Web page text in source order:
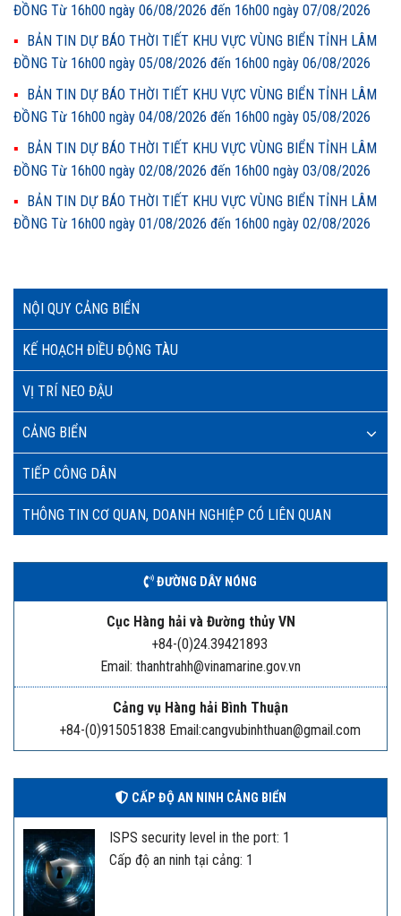
NỘI QUY CẢNG BIỂN
KẾ HOẠCH ĐIỀU ĐỘNG TÀU
VỊ TRÍ NEO ĐẬU
CẢNG BIỂN
TIẾP CÔNG DÂN
THÔNG TIN CƠ QUAN, DOANH NGHIỆP CÓ LIÊN QUAN
ĐƯỜNG DÂY NÓNG
Cục Hàng hải và Đường thủy VN
+84-(0)24.39421893
Email: thanhtrahh@vinamarine.gov.vn
Cảng vụ Hàng hải Bình Thuận
+84-(0)915051838 Email:cangvubinhthuan@gmail.com
CẤP ĐỘ AN NINH CẢNG BIỂN
ISPS security level in the port: 1
Cấp độ an ninh tại cảng: 1
ĐỒNG Từ 16h00 ngày 06/08/2026 đến 16h00 ngày 07/08/2026
BẢN TIN DỰ BÁO THỜI TIẾT KHU VỰC VÙNG BIỂN TỈNH LÂM
ĐỒNG Từ 16h00 ngày 05/08/2026 đến 16h00 ngày 06/08/2026
BẢN TIN DỰ BÁO THỜI TIẾT KHU VỰC VÙNG BIỂN TỈNH LÂM
ĐỒNG Từ 16h00 ngày 04/08/2026 đến 16h00 ngày 05/08/2026
BẢN TIN DỰ BÁO THỜI TIẾT KHU VỰC VÙNG BIỂN TỈNH LÂM
ĐỒNG Từ 16h00 ngày 02/08/2026 đến 16h00 ngày 03/08/2026
BẢN TIN DỰ BÁO THỜI TIẾT KHU VỰC VÙNG BIỂN TỈNH LÂM
ĐỒNG Từ 16h00 ngày 01/08/2026 đến 16h00 ngày 02/08/2026